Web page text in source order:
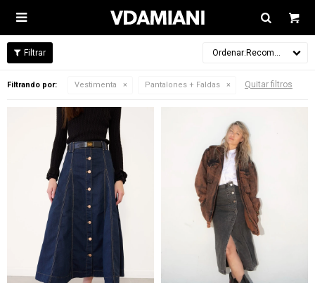

Recomendados
Filtrando por: Vestimenta Pantalones + Faldas Quitar filtros